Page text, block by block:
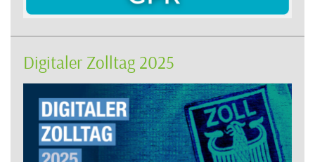
Digitaler Zolltag 2025